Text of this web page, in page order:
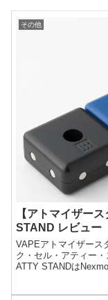
その他
【アトマイザー
STAND レビュー
VAPEアトマイザース
ク・セル・アティー
ATTY STANDは